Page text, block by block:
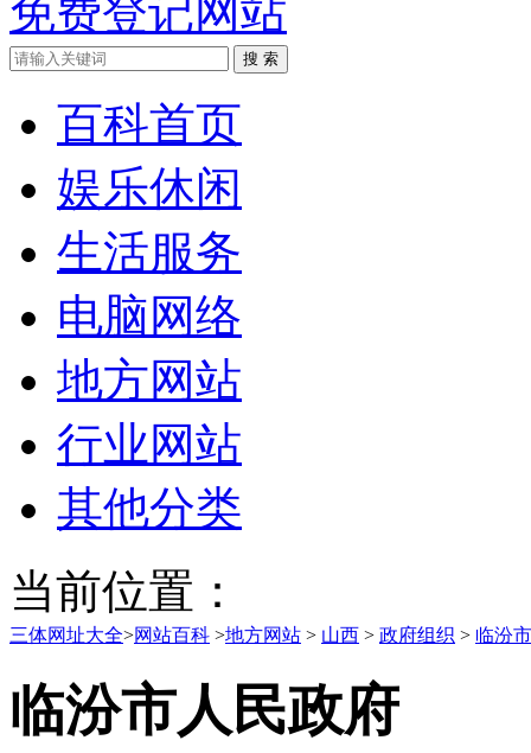
免费登记网站
搜 索
百科首页
娱乐休闲
生活服务
电脑网络
地方网站
行业网站
其他分类
当前位置：
三体网址大全>网站百科 >地方网站 > 山西 > 政府组织 > 临汾
临汾市人民政府